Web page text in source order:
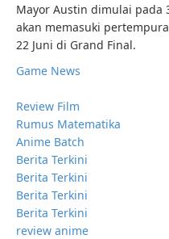
Mayor Austin dimulai pada
akan memasuki
22 Juni di Grand Final.
Game News
Review Film
Rumus Matematika
Anime Batch
Berita Terkini
Berita Terkini
Berita Terkini
Berita Terkini
review anime